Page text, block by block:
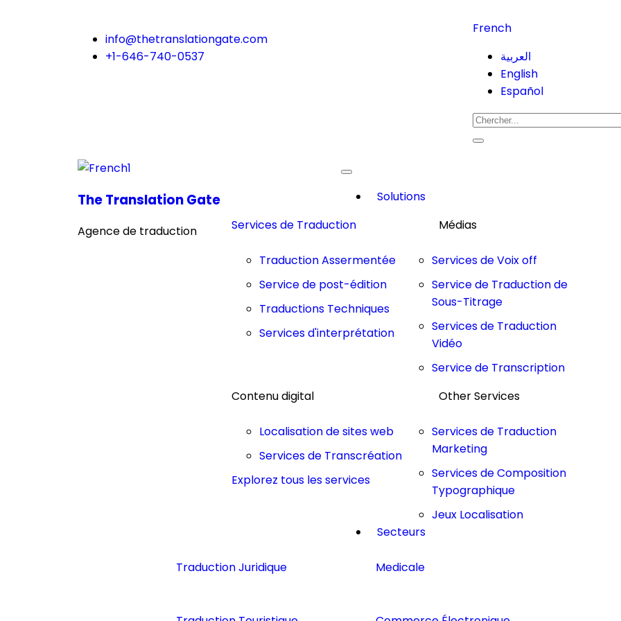
info@thetranslationgate.com
+1-646-740-0537
French
العربية
English
Español
The Translation Gate
Agence de traduction
Solutions
Services de Traduction
Traduction Assermentée
Service de post-édition
Traductions Techniques
Services d'interprétation
Médias
Services de Voix off
Service de Traduction de
Sous-Titrage
Services de Traduction
Vidéo
Service de Transcription
Contenu digital
Localisation de sites web
Services de Transcréation
Explorez tous les services
Other Services
Services de Traduction
Marketing
Services de Composition
Typographique
Jeux Localisation
Secteurs
Traduction Juridique Medicale